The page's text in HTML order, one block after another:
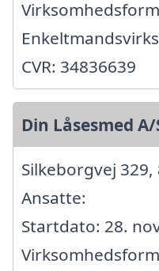
CVR: 34836639
Din Låsesmed A/
Silkeborgvej
Ansatte:
Startdato: 28.